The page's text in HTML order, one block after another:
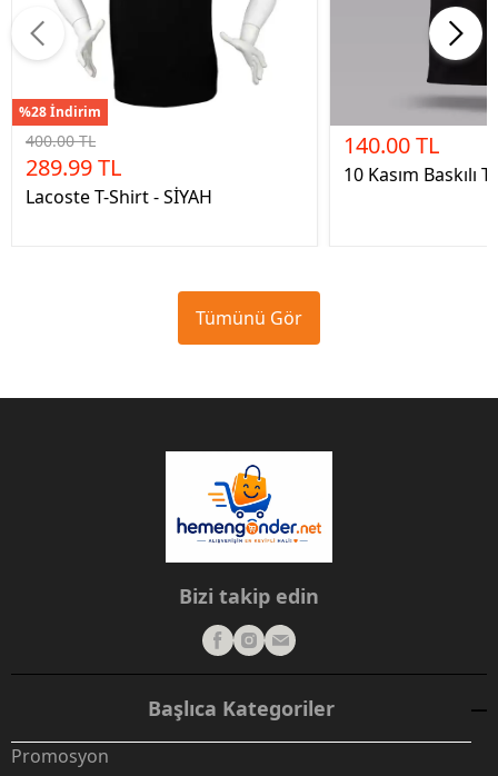
%28 İndirim
400.00 TL
289.99 TL
Lacoste T-Shirt - SİYAH
140.00 TL
10 Kasım Baskılı
Tümünü Gör
Bizi takip edin
Başlıca Kategoriler
Promosyon